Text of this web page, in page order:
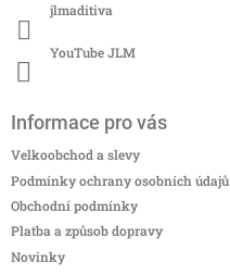
jlmaditiva
YouTube JLM
Informace pro vás
Velkoobchod a slevy
Podmínky ochrany osobních údajů
Obchodní podmínky
Platba a způsob dopravy
Novinky